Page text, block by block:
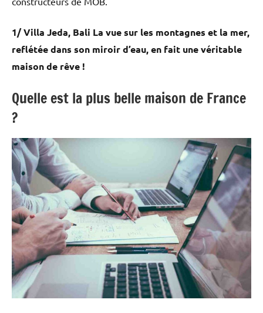
1/ Villa Jeda, Bali La vue sur les montagnes et la mer,
reflétée dans son miroir d’eau, en fait une véritable
maison de rêve !
Quelle est la plus belle maison de France
?